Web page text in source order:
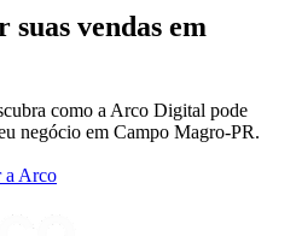
suas vendas em
como a Arco Digital pode
negócio em Campo Magro-PR.
a Arco